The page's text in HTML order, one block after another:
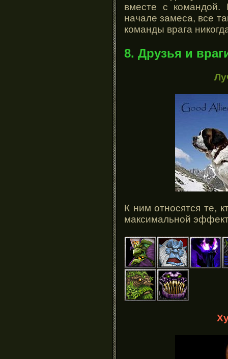
вместе с командой.
начале замеса, все
команды врага
8. Друзья и
К ним относятся те,
максимальной